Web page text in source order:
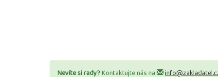
Nevíte si rady?Kontaktujte nás na